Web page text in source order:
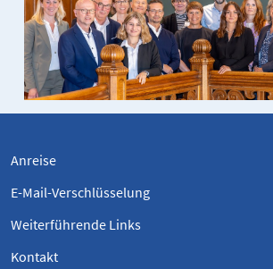
Anreise
E-Mail-Verschlüsselung
Weiterführende Links
Kontakt